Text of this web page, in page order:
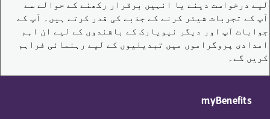
لیے درخواست دینے یا انہیں برقرار رکھنے کے حوالے سے
آپ کے تجربات شیئر کرنے کے جذبے کی قدر کرتے ہیں۔ آپ کے
جوابات آپ اور دیگر نیویارک کے باشندوں کے لیے ان اہم
امدادی پروگراموں میں تبدیلیوں کے لیے رہنمائی فراہم
کریں گے۔
myBenefits